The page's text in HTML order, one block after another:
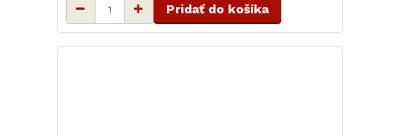
Pridať do košíka